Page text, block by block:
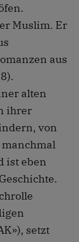
Muslim. Er
aus
alten
ihrer
von
ist eben
setzt